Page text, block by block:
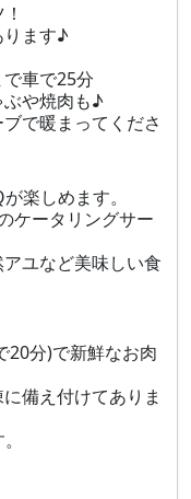
ります♪
車で25分
や焼肉も♪
で暖まってくださ
楽しめます。
ケータリングサー
ユなど美味しい食
20分)で新鮮なお肉
備え付けてありま